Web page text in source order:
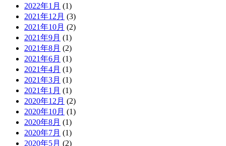
2022年1月 (1)
2021年12月 (3)
2021年10月 (2)
2021年9月 (1)
2021年8月 (2)
2021年6月 (1)
2021年4月 (1)
2021年3月 (1)
2021年1月 (1)
2020年12月 (2)
2020年10月 (1)
2020年8月 (1)
2020年7月 (1)
2020年5月 (2)